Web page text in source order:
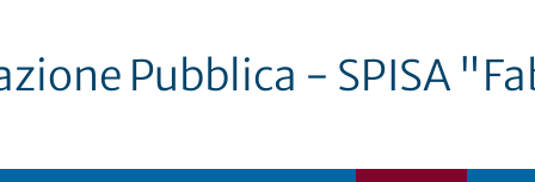
Pubblica - SPISA